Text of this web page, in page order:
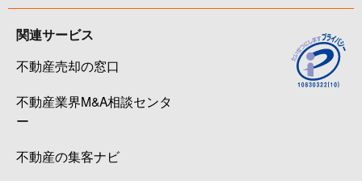
関連サービス
不動産売却の窓口
不動産業界M&A相談センタ
ー
不動産の集客ナビ